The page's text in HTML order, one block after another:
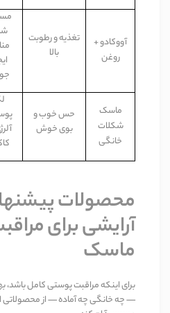
آووکادو +
روغن
تغذیه و رطوبت
بالا
ماسک
شکلات
خانگی
حس خوب و
بوی خوش
محصولات
آرایشی برای
ماسک
برای اینکه مراقبت پوستی کامل
— چه خانگی چه آماده — از محصولاتی